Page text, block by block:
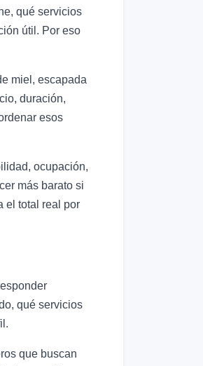
qué servicios
útil. Por eso
miel, escapada
duración,
esos
ocupación,
más barato si
el total real por
qué servicios
que buscan